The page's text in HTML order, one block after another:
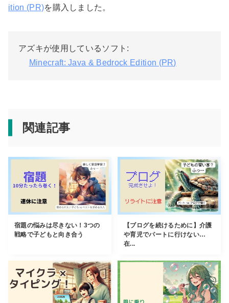
ition (PR)を購入しました。
アズキが使用しているソフト:
Minecraft: Java & Bedrock Edition (PR)
関連記事
宿題の悩みは尽きない！3つの
戦略で子どもと向き合う
【ブログを続けるために】介護
や育児でパートに行けない…
在...